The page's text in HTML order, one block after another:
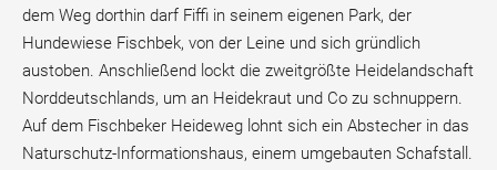
dem Weg dorthin darf Fiffi in seinem eigenen Park, der
Hundewiese Fischbek, von der Leine und sich gründlich
austoben. Anschließend lockt die zweitgrößte Heidelandschaft
Norddeutschlands, um an Heidekraut und Co zu schnuppern.
Auf dem Fischbeker Heideweg lohnt sich ein Abstecher in das
Naturschutz-Informationshaus, einem umgebauten Schafstall.